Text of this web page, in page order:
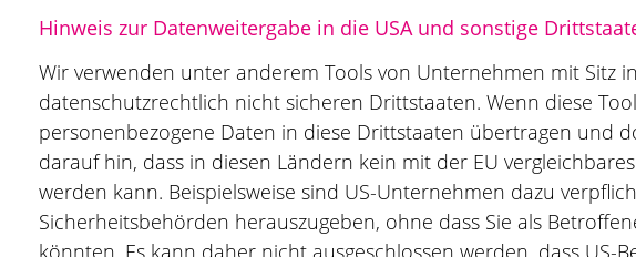
Hinweis zur Datenweitergabe in die USA und sonstige
Wir verwenden unter anderem Tools von Unternehmen mit Sitz
datenschutzrechtlich nicht sicheren Drittstaaten. Wenn diese
personenbezogene Daten in diese Drittstaaten übertragen und
darauf hin, dass in diesen Ländern kein mit der EU
werden kann. Beispielsweise sind US-Unternehmen dazu
Sicherheitsbehörden herauszugeben, ohne dass Sie als
könnten. Es kann daher nicht ausgeschlossen werden, dass US-